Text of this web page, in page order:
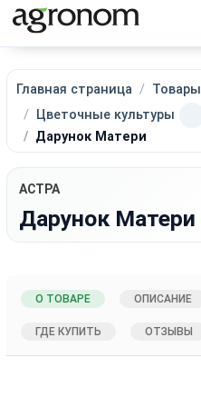
Главная страница Товары
Цветочные культуры
Дарунок Матери
АСТРА
Дарунок Матери
О ТОВАРЕ ОПИСАНИЕ
ГДЕ КУПИТЬ ОТЗЫВЫ